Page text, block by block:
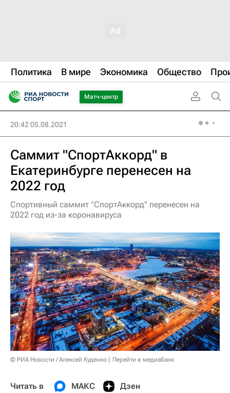
Политика В мире Экономика Общество
Матч-центр
20:42 05.08.2021
Саммит "СпортАккорд" в
Екатеринбурге перенесен на
2022 год
Спортивный саммит "СпортАккорд" перенесен на
2022 год из-за коронавируса
© РИА Новости / Алексей Куденко Перейти в медиабанк
Читать в МАКС Дзен